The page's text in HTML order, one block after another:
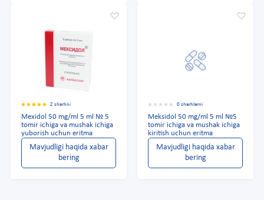
2 sharhni
Mexidol 50 mg/ml 5 ml № 5
tomir ichiga va mushak ichiga
yuborish uchun eritma
Mavjudligi haqida xabar
bering
0 sharhlarni
Meksidol 50 mg/ml 5 ml №5
tomir ichiga va mushak ichiga
kiritish uchun eritma
Mavjudligi haqida xabar
bering